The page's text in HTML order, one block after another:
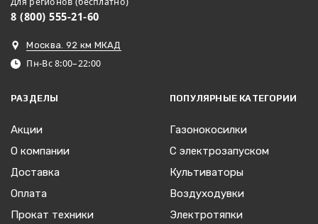
8 (800) 555-21-60
Москва. 92 км МКАД
Пн-Вс 8:00–22:00
РАЗДЕЛЫ
Акции
О компании
Доставка
Оплата
Прокат техники
ПОПУЛЯРНЫЕ КАТЕГОРИИ
Газонокосилки
С электрозапуском
Культиваторы
Воздуходувки
Электротяпки